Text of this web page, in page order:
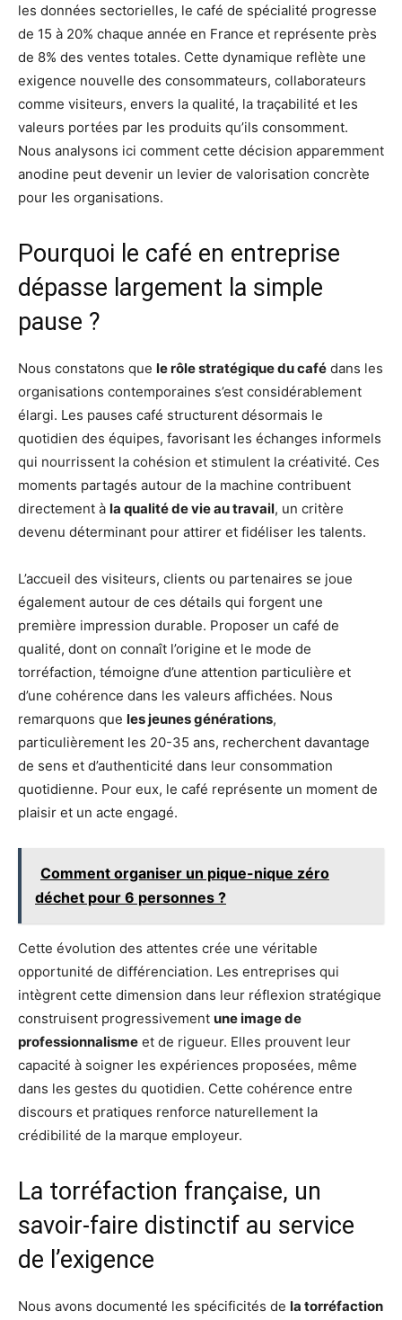
les données sectorielles, le café de spécialité progresse
de 15 à 20% chaque année en France et représente près
de 8% des ventes totales. Cette dynamique reflète une
exigence nouvelle des consommateurs, collaborateurs
comme visiteurs, envers la qualité, la traçabilité et les
valeurs portées par les produits qu’ils consomment.
Nous analysons ici comment cette décision apparemment
anodine peut devenir un levier de valorisation concrète
pour les organisations.
Pourquoi le café en entreprise
dépasse largement la simple
pause ?
Nous constatons que le rôle stratégique du café dans les
organisations contemporaines s’est considérablement
élargi. Les pauses café structurent désormais le
quotidien des équipes, favorisant les échanges informels
qui nourrissent la cohésion et stimulent la créativité. Ces
moments partagés autour de la machine contribuent
directement à la qualité de vie au travail, un critère
devenu déterminant pour attirer et fidéliser les talents.
L’accueil des visiteurs, clients ou partenaires se joue
également autour de ces détails qui forgent une
première impression durable. Proposer un café de
qualité, dont on connaît l’origine et le mode de
torréfaction, témoigne d’une attention particulière et
d’une cohérence dans les valeurs affichées. Nous
remarquons que les jeunes générations,
particulièrement les 20-35 ans, recherchent davantage
de sens et d’authenticité dans leur consommation
quotidienne. Pour eux, le café représente un moment de
plaisir et un acte engagé.
Comment organiser un pique-nique zéro
déchet pour 6 personnes ?
Cette évolution des attentes crée une véritable
opportunité de différenciation. Les entreprises qui
intègrent cette dimension dans leur réflexion stratégique
construisent progressivement une image de
professionnalisme et de rigueur. Elles prouvent leur
capacité à soigner les expériences proposées, même
dans les gestes du quotidien. Cette cohérence entre
discours et pratiques renforce naturellement la
crédibilité de la marque employeur.
La torréfaction française, un
savoir-faire distinctif au service
de l’exigence
Nous avons documenté les spécificités de la torréfaction